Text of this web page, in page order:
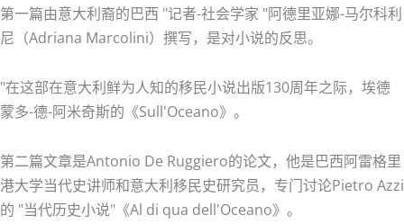
第一篇由意大利裔的巴西 "记者-社会学家 "阿德里亚娜-马尔科利
尼（Adriana Marcolini）撰写，是对小说的反思。
"在这部在意大利鲜为人知的移民小说出版130周年之际，埃德
蒙多-德-阿米奇斯的《Sull'Oceano》。
第二篇文章是Antonio De Ruggiero的论文，他是巴西阿雷格里
港大学当代史讲师和意大利移民史研究员，专门讨论Pietro Azzi
的 "当代历史小说"《Al di qua dell'Oceano》。